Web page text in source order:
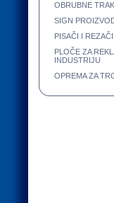
OBRUBNE
SIGN
PISAČI I
PLOČE ZA
INDUSTRIJU
OPREMA ZA